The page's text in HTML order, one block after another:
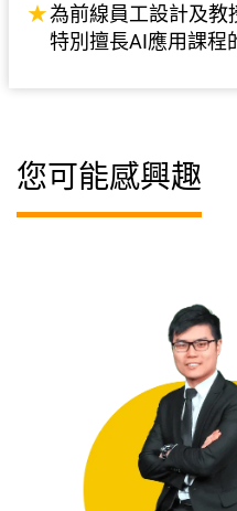
為前線員工設計及教
特別擅長AI應用課程
您可能感興趣